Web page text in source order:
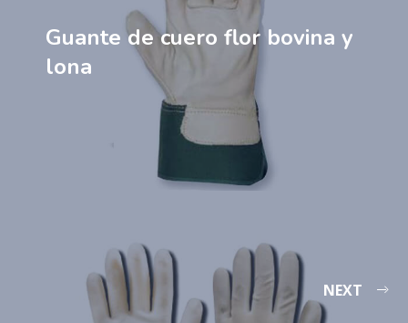
Guante de cuero flor bovina y
lona
NEXT